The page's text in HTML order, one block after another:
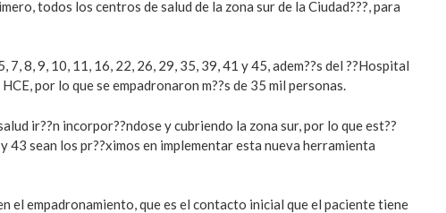
todos los centros de salud de la zona sur de la Ciudad???, para
7, 8, 9, 10, 11, 16, 22, 26, 29, 35, 39, 41 y 45, adem??s del ??Hospital
por lo que se empadronaron m??s de 35 mil personas.
ir??n incorpor??ndose y cubriendo la zona sur, por lo que est??
43 sean los pr??ximos en implementar esta nueva herramienta
el empadronamiento, que es el contacto inicial que el paciente tiene